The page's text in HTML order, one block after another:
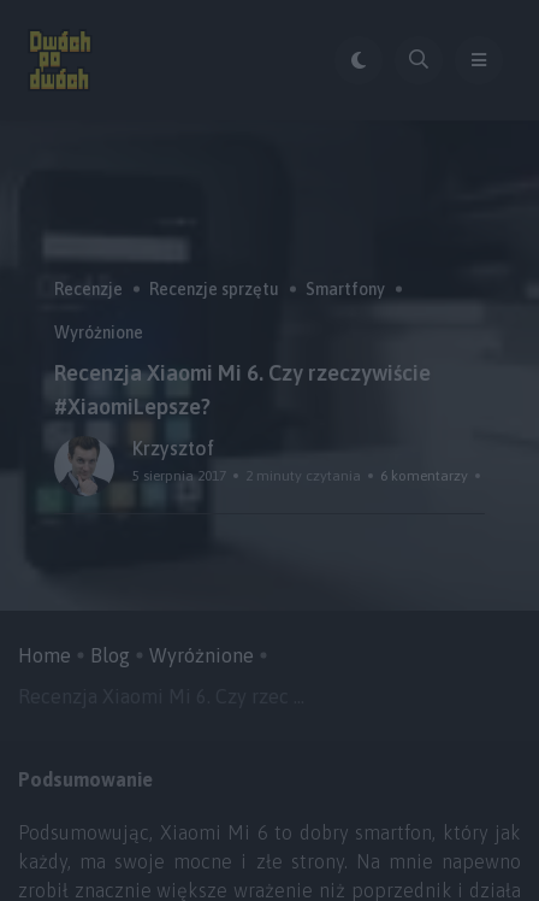
Recenzje Recenzje sprzętu Smartfony
Wyróżnione
Recenzja Xiaomi Mi 6. Czy rzeczywiście
#XiaomiLepsze?
Krzysztof
5 sierpnia 2017 2 minuty czytania 6 komentarzy
Home Blog
Wyróżnione
Podsumowanie
Podsumowując, Xiaomi Mi 6 to dobry smartfon, który jak
każdy, ma swoje mocne i złe strony. Na mnie napewno
zrobił znacznie większe wrażenie niż poprzednik i działa